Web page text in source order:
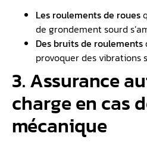
Les roulements de roues
de grondement sourd
Des bruits de roulements
provoquer des vibrations
3. Assurance
charge en cas
mécanique